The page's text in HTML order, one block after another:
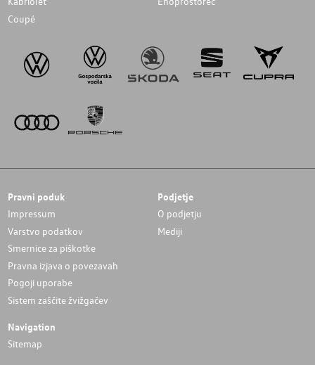
Coupé
Pravni poduk
Impressum
Varstvo podatkov
Smernice za piškotke
Pravna izjava o povezavah
Pogoji uporabe
Sistem zaščite žvižgačev
Podjetje
O podjetju
Mediji
Navigation
Sitemap